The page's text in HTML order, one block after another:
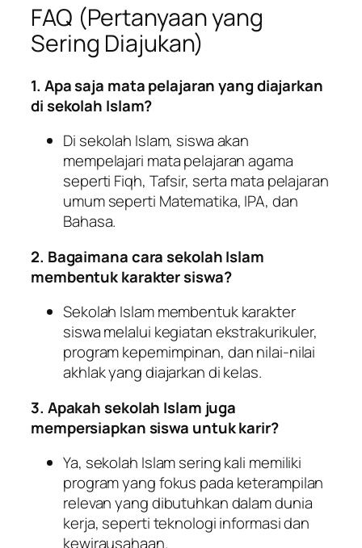
FAQ (Pertanyaan yang
Sering Diajukan)
1. Apa saja mata pelajaran yang diajarkan
di sekolah Islam?
Di sekolah Islam, siswa akan
mempelajari mata pelajaran agama
seperti Fiqh, Tafsir, serta mata pelajaran
umum seperti Matematika, IPA, dan
Bahasa.
2. Bagaimana cara sekolah Islam
membentuk karakter siswa?
Sekolah Islam membentuk karakter
siswa melalui kegiatan ekstrakurikuler,
program kepemimpinan, dan nilai-nilai
akhlak yang diajarkan di kelas.
3. Apakah sekolah Islam juga
mempersiapkan siswa untuk karir?
Ya, sekolah Islam sering kali memiliki
program yang fokus pada keterampilan
relevan yang dibutuhkan dalam dunia
kerja, seperti teknologi informasi dan
kewirausahaan.